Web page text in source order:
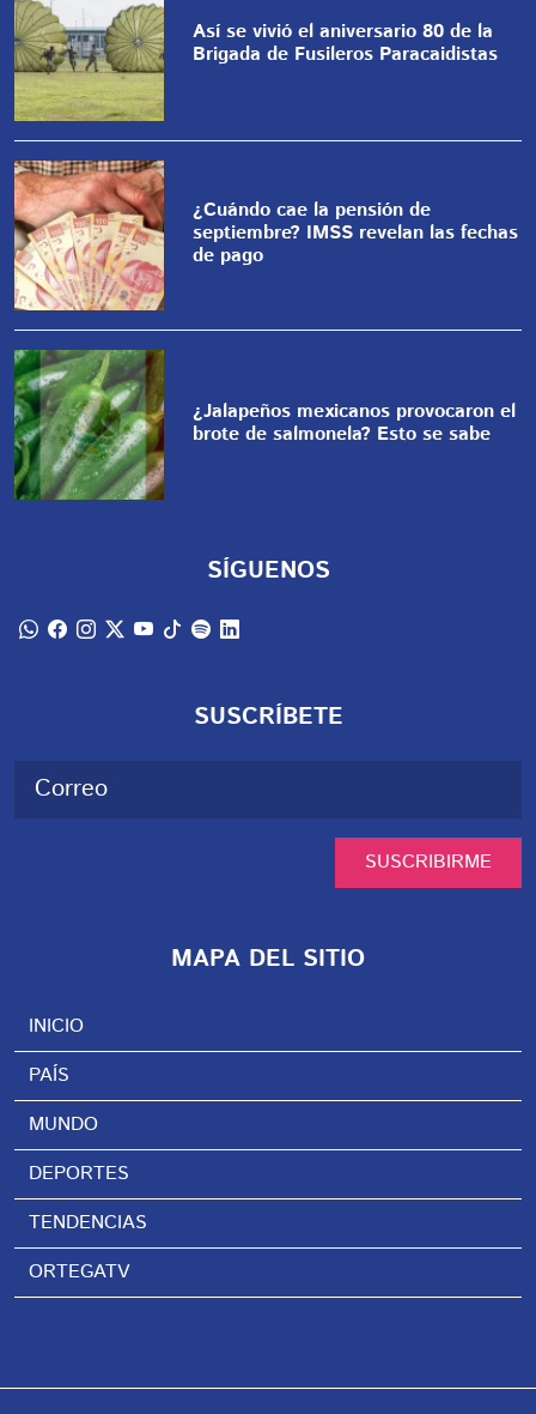
Así se vivió el aniversario 80 de la
Brigada de Fusileros Paracaidistas
¿Cuándo cae la pensión de
septiembre? IMSS revelan las fechas
de pago
¿Jalapeños mexicanos provocaron el
brote de salmonela? Esto se sabe
SÍGUENOS
SUSCRÍBETE
SUSCRIBIRME
MAPA DEL SITIO
INICIO
PAÍS
MUNDO
DEPORTES
TENDENCIAS
ORTEGATV